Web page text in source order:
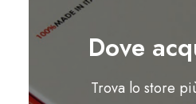
Dove
Trova lo store